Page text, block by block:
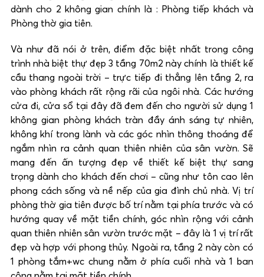
dành cho 2 không gian chính là : Phòng tiếp khách và
Phòng thờ gia tiên.
Và như đã nói ở trên, điểm đặc biệt nhất trong công
trình nhà biệt thự đẹp 3 tầng 70m2 này chính là thiết kế
cầu thang ngoài trời – trực tiếp đi thẳng lên tầng 2, ra
vào phòng khách rất rộng rãi của ngôi nhà. Các hướng
cửa đi, cửa sổ tại đây đã đem đến cho người sử dụng 1
không gian phòng khách tràn đầy ánh sáng tự nhiên,
không khí trong lành và các góc nhìn thông thoáng để
ngắm nhìn ra cảnh quan thiên nhiên của sân vườn. Sẽ
mang đến ấn tượng đẹp về thiết kế biệt thự sang
trọng dành cho khách đến chơi – cũng như tôn cao lên
phong cách sống và nề nếp của gia đình chủ nhà. Vị trí
phòng thờ gia tiên được bố trí nằm tại phía trước và có
hướng quay về mặt tiền chính, góc nhìn rộng với cảnh
quan thiên nhiên sân vườn trước mặt – đây là 1 vị trí rất
đẹp và hợp với phong thủy. Ngoài ra, tầng 2 này còn có
1 phòng tắm+wc chung nằm ở phía cuối nhà và 1 ban